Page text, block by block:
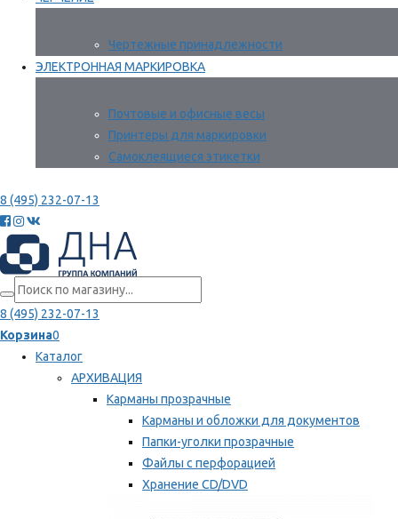
Чертежные принадлежности
ЭЛЕКТРОННАЯ МАРКИРОВКА
Почтовые и офисные весы
Принтеры для маркировки
Самоклеящиеся этикетки
8 (495) 232-07-13
8 (495) 232-07-13
Корзина0
Каталог
АРХИВАЦИЯ
Карманы прозрачные
Карманы и обложки для документов
Папки-уголки прозрачные
Файлы с перфорацией
Хранение CD/DVD